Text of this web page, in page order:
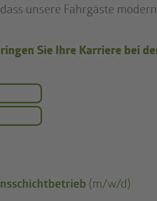
unsere Fahrgäste
Sie Ihre Karriere bei
(m/w/d)